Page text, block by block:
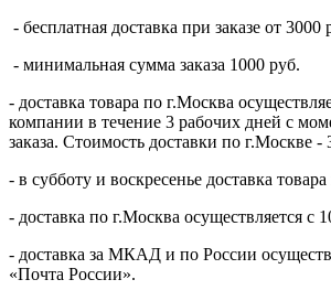
- бесплатная доставка при заказе от 3000
- минимальная сумма заказа 1000 руб.
- доставка товара по г.Москва
компании в течение 3 рабочих дней с
заказа. Стоимость доставки по г.Москве -
- в субботу и воскресенье доставка
- доставка по г.Москва осуществляется с
- доставка за МКАД и по России
«Почта России».